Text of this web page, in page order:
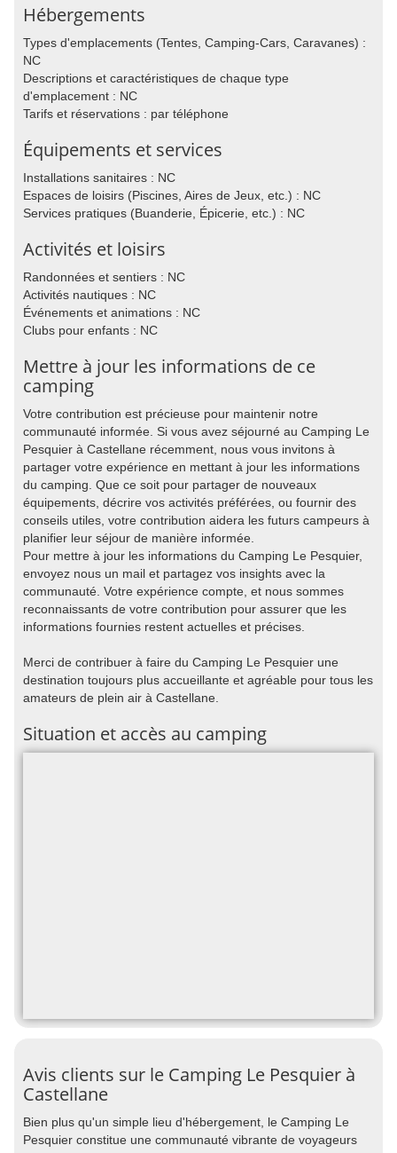
Hébergements
Types d'emplacements (Tentes, Camping-Cars, Caravanes) :
NC
Descriptions et caractéristiques de chaque type
d'emplacement : NC
Tarifs et réservations : par téléphone
Équipements et services
Installations sanitaires : NC
Espaces de loisirs (Piscines, Aires de Jeux, etc.) : NC
Services pratiques (Buanderie, Épicerie, etc.) : NC
Activités et loisirs
Randonnées et sentiers : NC
Activités nautiques : NC
Événements et animations : NC
Clubs pour enfants : NC
Mettre à jour les informations de ce
camping
Votre contribution est précieuse pour maintenir notre
communauté informée. Si vous avez séjourné au Camping Le
Pesquier à Castellane récemment, nous vous invitons à
partager votre expérience en mettant à jour les informations
du camping. Que ce soit pour partager de nouveaux
équipements, décrire vos activités préférées, ou fournir des
conseils utiles, votre contribution aidera les futurs campeurs à
planifier leur séjour de manière informée.
Pour mettre à jour les informations du Camping Le Pesquier,
envoyez nous un mail et partagez vos insights avec la
communauté. Votre expérience compte, et nous sommes
reconnaissants de votre contribution pour assurer que les
informations fournies restent actuelles et précises.
Merci de contribuer à faire du Camping Le Pesquier une
destination toujours plus accueillante et agréable pour tous les
amateurs de plein air à Castellane.
Situation et accès au camping
Avis clients sur le Camping Le Pesquier à
Castellane
Bien plus qu'un simple lieu d'hébergement, le Camping Le
Pesquier constitue une communauté vibrante de voyageurs